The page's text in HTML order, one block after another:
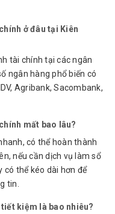
ở đâu tại Kiên
tài chính tại các ngân
ngân hàng phổ biến có
Agribank, Sacombank,
mất bao lâu?
có thể hoàn thành
nếu cần dịch vụ làm sổ
có thể kéo dài hơn để
tin.
kiệm là bao nhiêu?